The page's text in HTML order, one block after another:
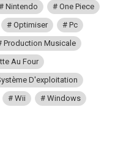
Nintendo
One Piece
Optimiser
Pc
Production Musicale
Au Four
D'exploitation
Wii
Windows